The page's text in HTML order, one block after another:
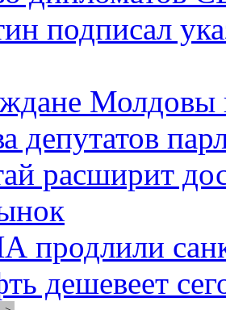
подписал
Молдовы
депутатов
расширит
продлили
дешевеет